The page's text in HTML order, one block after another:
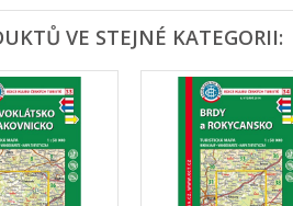
VE STEJNÉ KATEGORII: